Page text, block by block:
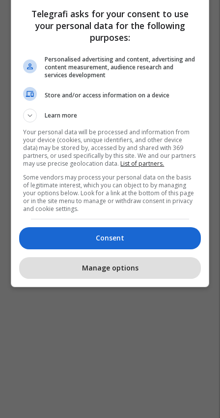
Telegrafi asks for your consent to use
your personal data for the following
purposes:
Personalised advertising and content, advertising and
content measurement, audience research and
services development
Store and/or access information on a device
Learn more
Your personal data will be processed and information from
your device (cookies, unique identifiers, and other device
data) may be stored by, accessed by and shared with 369
partners, or used specifically by this site. We and our partners
may use precise geolocation data. List of partners.
Some vendors may process your personal data on the basis
of legitimate interest, which you can object to by managing
your options below. Look for a link at the bottom of this page
or in the site menu to manage or withdraw consent in privacy
and cookie settings.
Consent
Manage options